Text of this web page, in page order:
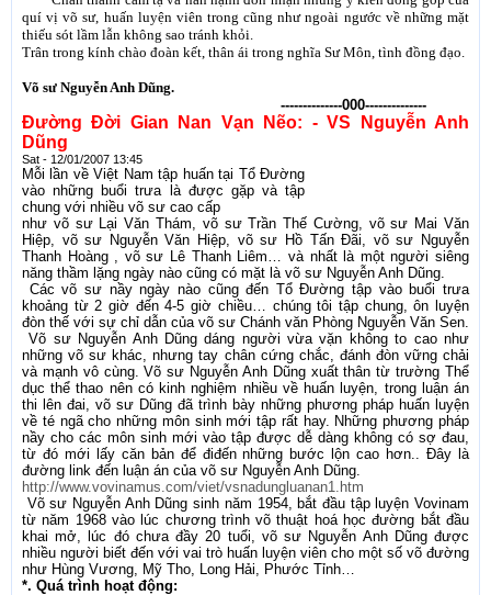
quí vị võ sư, huấn luyện viên trong cũng như ngoài ngước về những mặt
thiếu sót lầm lẫn không sao tránh khỏi.
Trân trong kính chào đoàn kết, thân ái trong nghĩa Sư Môn, tình đồng đạo.
Võ sư Nguyễn Anh Dũng.
--------------000--------------
Đường Đời Gian Nan Vạn Nẽo: - VS Nguyễn Anh
Dũng
Sat - 12/01/2007 13:45
Mỗi lần về Việt Nam tập huấn tại Tổ Đường
vào những buổi trưa là được gặp và tập
chung với nhiều võ sư cao cấp
như võ sư Lại Văn Thám, võ sư Trần Thế Cường, võ sư Mai Văn
Hiệp, võ sư Nguyễn Văn Hiệp, võ sư Hồ Tấn Đãi, võ sư Nguyễn
Thanh Hoàng , võ sư Lê Thanh Liêm… và nhất là một người siêng
năng thầm lặng ngày nào cũng có mặt là võ sư Nguyễn Anh Dũng.
Các võ sư nầy ngày nào cũng đến Tổ Đường tập vào buổi trưa
khoảng từ 2 giờ đến 4-5 giờ chiều… chúng tôi tập chung, ôn luyện
đòn thế với sự chỉ dẫn của võ sư Chánh văn Phòng Nguyễn Văn Sen.
Võ sư Nguyễn Anh Dũng dáng người vừa vặn không to cao như
những võ sư khác, nhưng tay chân cứng chắc, đánh đòn vững chải
và mạnh vô cùng. Võ sư Nguyễn Anh Dũng xuất thân từ trường Thể
dục thể thao nên có kinh nghiệm nhiều về huấn luyện, trong luận án
thi lên đai, võ sư Dũng đã trình bày những phương pháp huấn luyện
về té ngã cho những môn sinh mới tập rất hay. Những phương pháp
nầy cho các môn sinh mới vào tập được dễ dàng không có sợ đau,
từ đó mới lấy căn bản để điđến những bước lộn cao hơn.. Đây là
đường link đến luận án của võ sư Nguyễn Anh Dũng.
http://www.vovinamus.com/viet/vsnadungluanan1.htm
Võ sư Nguyễn Anh Dũng sinh năm 1954, bắt đầu tập luyện Vovinam
từ năm 1968 vào lúc chương trình võ thuật hoá học đường bắt đầu
khai mở, lúc đó chưa đầy 20 tuổi, võ sư Nguyễn Anh Dũng được
nhiều người biết đến với vai trò huấn luyện viên cho một số võ đường
như Hùng Vương, Mỹ Tho, Long Hải, Phước Tỉnh…
*. Quá trình hoạt động: